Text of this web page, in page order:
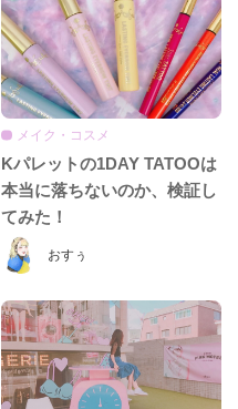
おすぅ
メイク・コスメ
Kパレットの1DAY TATOOは
本当に落ちないのか、検証し
てみた！